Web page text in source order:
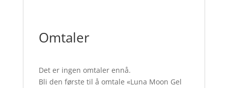
Omtaler
Det er ingen omtaler ennå.
Bli den første til å omtale «Luna Moon Gel